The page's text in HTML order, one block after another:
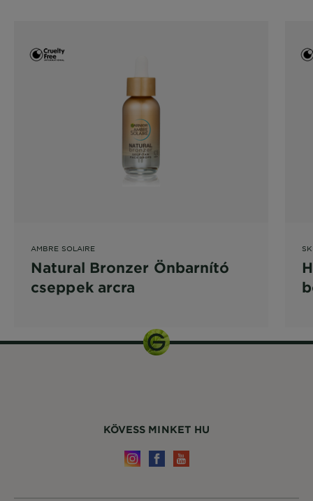
AMBRE SOLAIRE
Natural Bronzer Önbarnító
cseppek arcra
KÖVESS MINKET HU